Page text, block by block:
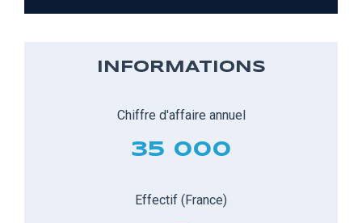
INFORMATIONS
Chiffre d'affaire annuel
35 000
Effectif (France)